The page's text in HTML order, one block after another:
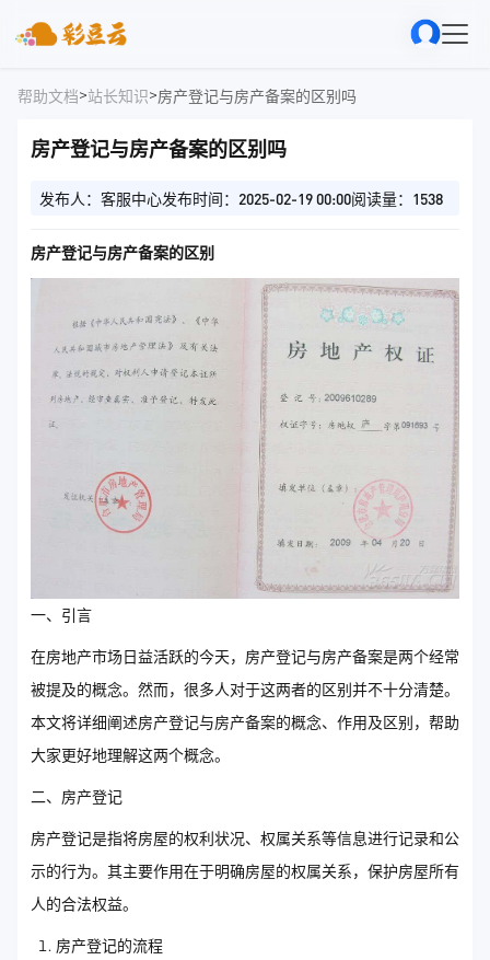
帮助文档>站长知识>房产登记与房产备案的区别吗
房产登记与房产备案的区别吗
发布人：客服中心发布时间：2025-02-19 00:00阅读量：1538
房产登记与房产备案的区别
一、引言
在房地产市场日益活跃的今天，房产登记与房产备案是两个经常
被提及的概念。然而，很多人对于这两者的区别并不十分清楚。
本文将详细阐述房产登记与房产备案的概念、作用及区别，帮助
大家更好地理解这两个概念。
二、房产登记
房产登记是指将房屋的权利状况、权属关系等信息进行记录和公
示的行为。其主要作用在于明确房屋的权属关系，保护房屋所有
人的合法权益。
房产登记的流程